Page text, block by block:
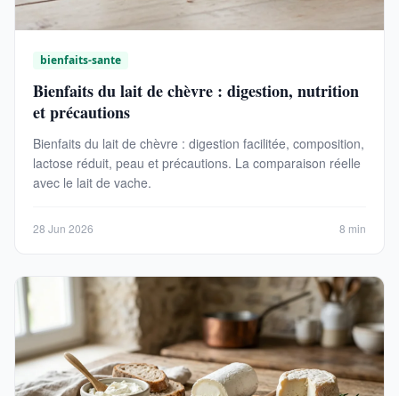
bienfaits-sante
Bienfaits du lait de chèvre : digestion, nutrition
et précautions
Bienfaits du lait de chèvre : digestion facilitée, composition,
lactose réduit, peau et précautions. La comparaison réelle
avec le lait de vache.
28 Jun 2026 8 min